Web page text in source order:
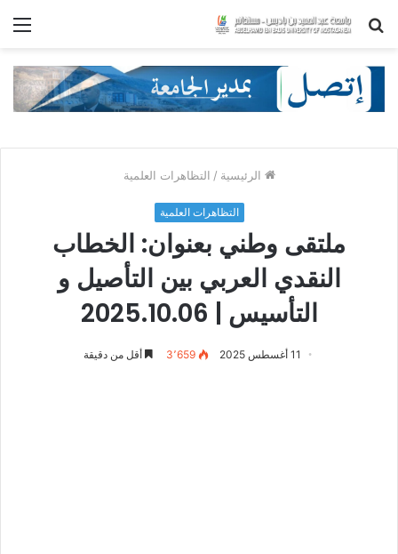
بحث
الرئيسية / التظاهرات العلمية
التظاهرات العلمية
ملتقى وطني بعنوان: الخطاب
النقدي العربي بين التأصيل و
التأسيس | 2025.10.06
11 أغسطس 2025 3٬659 أقل من دقيقة